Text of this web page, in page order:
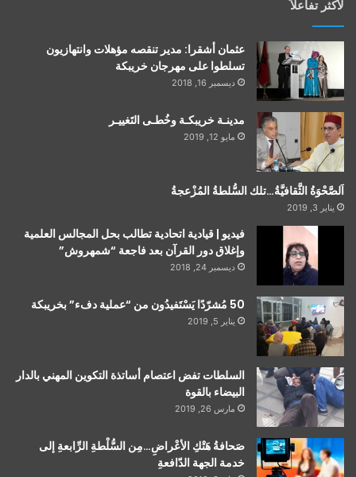
لأكثر تفاعلاً
عثمان أشقرا: مدير تنقصه مؤهلات وانتهازيون
تسلطوا على مهرجان خريبكة
ديسمبر 16, 2018
مدينـة خريبكـة وخُطـى التَغييـر
مايو 12, 2019
اَلصَّحْوَةُ الثَّقافيَّةُ…تلك السُّلطةُ المُزْعجةُ
يناير 3, 2019
فيديو | قيادية اتحادية تطالب بحل المجالس العلمية
وإغلاق دور القرآن بعد فاجعة “شمهروش”
ديسمبر 24, 2018
50 مُشرّدًا يَسْتَفيدُون من “عملية دفء” بخريبكة
يناير 5, 2019
السلطات تفض اعتصام أساتذة التكوين المهني بالدار
البيضاء بالقوة
مارس 26, 2019
صَحافةُ هَتْكِ الأعْراضِ…مِن السُّلْطةِ الرِّابعةِ إلى
خدمة الجهة الدّافعةِ